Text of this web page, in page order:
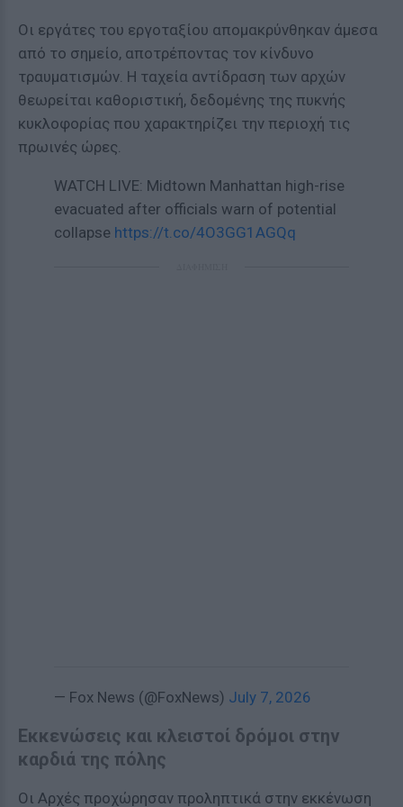
Οι εργάτες του εργοταξίου απομακρύνθηκαν άμεσα
από το σημείο, αποτρέποντας τον κίνδυνο
τραυματισμών. Η ταχεία αντίδραση των αρχών
θεωρείται καθοριστική, δεδομένης της πυκνής
κυκλοφορίας που χαρακτηρίζει την περιοχή τις
πρωινές ώρες.
WATCH LIVE: Midtown Manhattan high-rise
evacuated after officials warn of potential
collapse https://t.co/4O3GG1AGQq
— Fox News (@FoxNews) July 7, 2026
Εκκενώσεις και κλειστοί δρόμοι στην
καρδιά της πόλης
Οι Αρχές προχώρησαν προληπτικά στην εκκένωση